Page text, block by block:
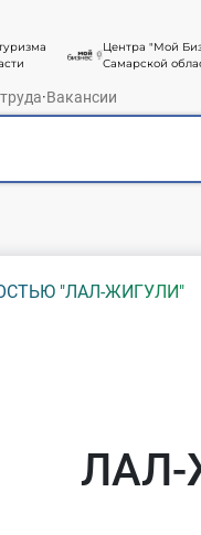
Центра "Мой
Самарской
·Вакансии
"ЛАЛ-ЖИГУЛИ"